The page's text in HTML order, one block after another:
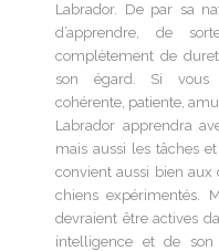
Labrador. De par sa
d’apprendre, de
complètement de
son égard. Si vous
cohérente, patiente,
Labrador apprendra
mais aussi les tâches
convient aussi bien aux
chiens expérimentés.
devraient être actives
intelligence et de